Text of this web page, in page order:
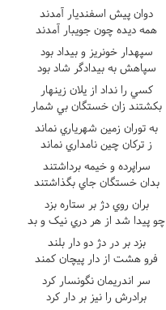
دوان پيش اسفنديار آمدند
همه ديده چون جويبار آمدند
سپهدار خونريز و بيداد بود
سپاهش به بيدادگر شاد بود
کسي را نداد از يلان زينهار
بکشتند زان خستگان بي شمار
به توران زمين شهرياري نماند
ز ترکان چين نامداري نماند
سراپرده و خيمه برداشتند
بدان خستگان جاي بگذاشتند
بران روي دژ بر ستاره بزد
چو پيدا شد از هر دري نيک و بد
بزد بر در دژ دو دار بلند
فرو هشت از دار پيچان کمند
سر اندريمان نگونسار کرد
برادرش را نيز بر دار کرد